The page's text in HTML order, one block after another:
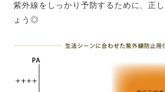
紫外線をしっかり予防するために、正
ょう◎